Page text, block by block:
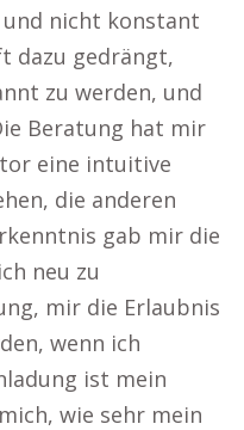
und nicht konstant
dazu gedrängt,
zu werden, und
Beratung hat mir
eine intuitive
die anderen
gab mir die
neu zu
mir die Erlaubnis
wenn ich
ist mein
wie sehr mein